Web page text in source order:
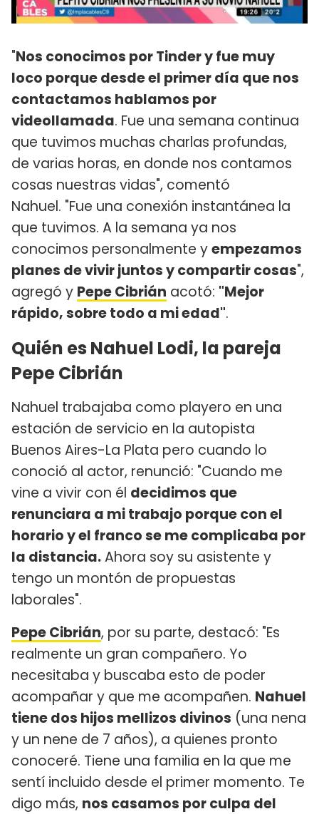
"Nos conocimos por Tinder y fue muy
loco porque desde el primer día que nos
contactamos hablamos por
videollamada. Fue una semana continua
que tuvimos muchas charlas profundas,
de varias horas, en donde nos contamos
cosas nuestras vidas", comentó
Nahuel. "Fue una conexión instantánea la
que tuvimos. A la semana ya nos
conocimos personalmente yempezamos
planes de vivir juntos y compartir cosas",
agregó y Pepe Cibrián acotó: "Mejor
rápido, sobre todo a mi edad".
Quién es Nahuel Lodi, la pareja
Pepe Cibrián
Nahuel trabajaba como playero en una
estación de servicio en la autopista
Buenos Aires-La Plata pero cuando lo
conoció al actor, renunció: "Cuando me
vine a vivir con él decidimos que
renunciara a mi trabajo porque con el
horario y el franco se me complicaba por
la distancia.Ahora soy su asistente y
tengo un montón de propuestas
laborales".
Pepe Cibrián, por su parte, destacó: "Es
realmente un gran compañero. Yo
necesitaba y buscaba esto de poder
acompañar y que me acompañen. Nahuel
tiene dos hijos mellizos divinos (una nena
y un nene de 7 años), a quienes pronto
conoceré. Tiene una familia en la que me
sentí incluido desde el primer momento. Te
digo más, nos casamos por culpa del